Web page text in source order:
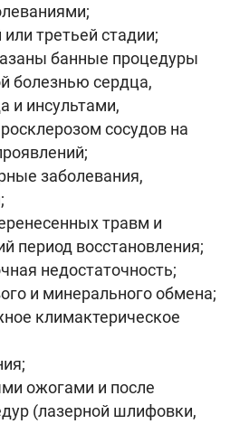
третьей стадии;
банные процедуры
болезнью сердца,
и инсультами,
сосудов на
заболевания,
травм и
период восстановления;
недостаточность;
и минерального обмена;
климактерическое
ожогами и после
(лазерной шлифовки,